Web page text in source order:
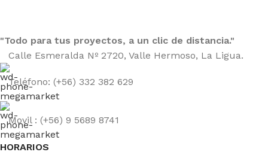
"Todo para tus proyectos, a un clic de distancia."
Calle Esmeralda Nº 2720, Valle Hermoso, La Ligua.
Teléfono: (+56) 332 382 629
Movil : (+56) 9 5689 8741
HORARIOS